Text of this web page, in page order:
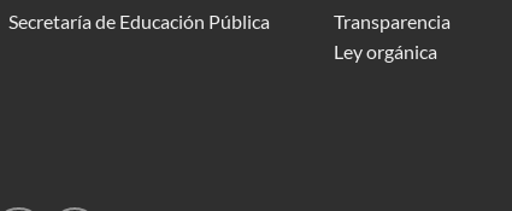
Secretaría de Educación Pública
Transparencia
Ley orgánica